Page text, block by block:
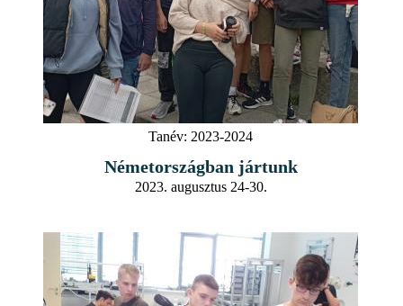
Tanév: 2023-2024
Németországban jártunk
2023. augusztus 24-30.